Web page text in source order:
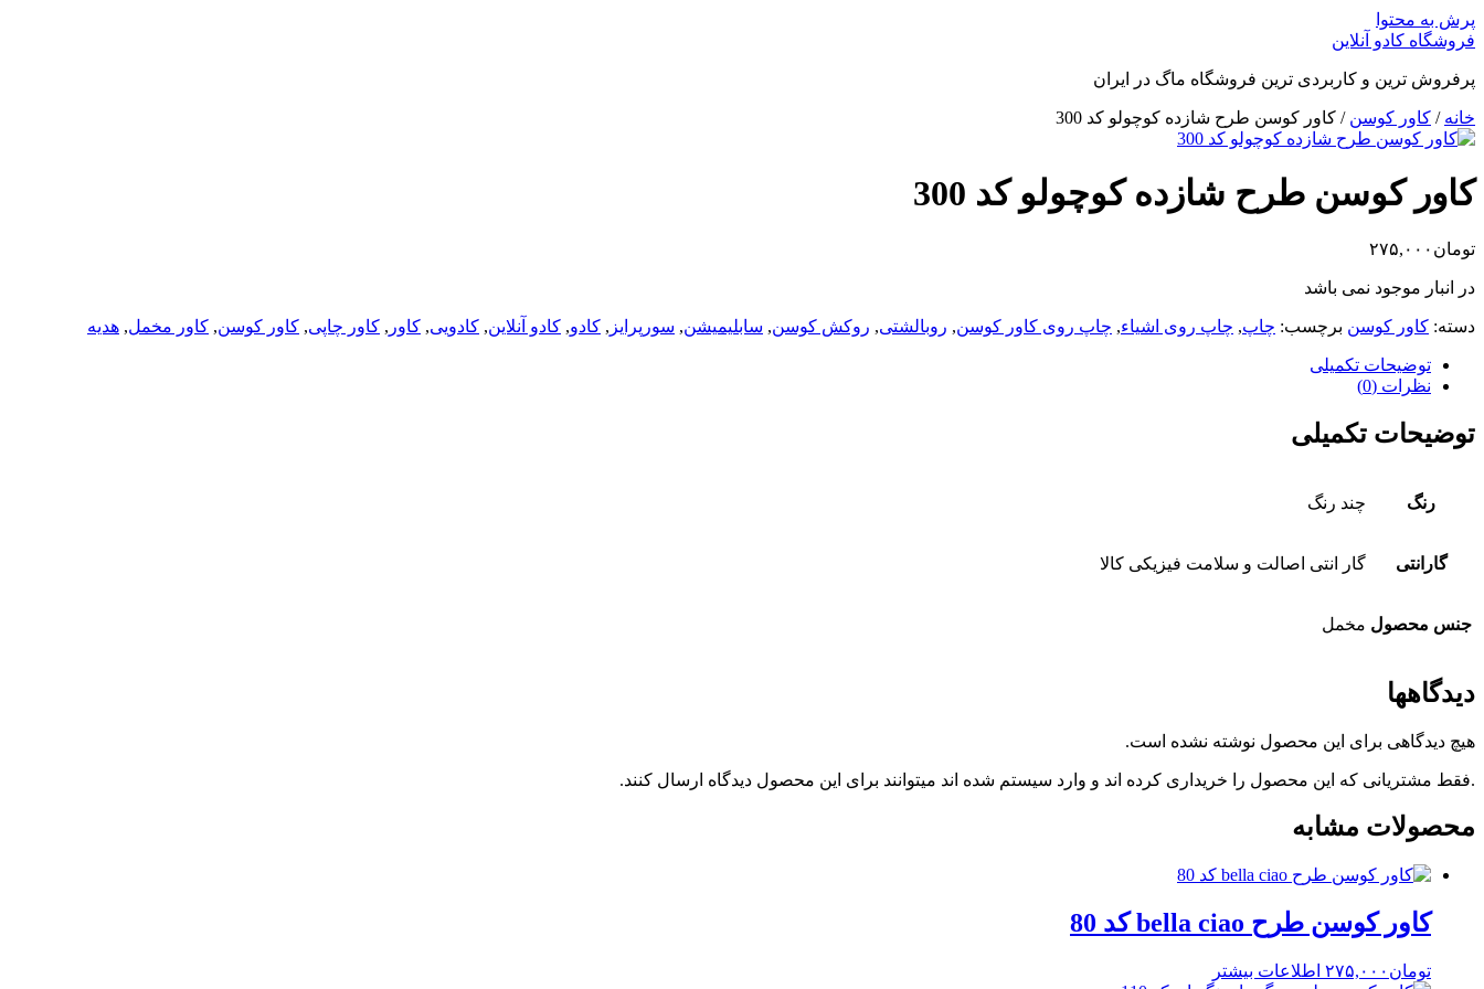
پرش به محتوا
فروشگاه کادو آنلاین
پرفروش ترین و کاربردی ترین فروشگاه ماگ در ایران
خانه / کاور کوسن / کاور کوسن طرح شازده کوچولو کد 300
کاور کوسن طرح شازده کوچولو کد 300
تومان ۲۷۵,۰۰۰
در انبار موجود نمی باشد
دسته: کاور کوسن برچسب: چاپ, چاپ روی اشیاء, چاپ روی کاور کوسن, روبالشتی, روکش کوسن, سابلیمیشن, سورپرایز , کادو, کادو آنلاین, کادویی, کاور , کاور چاپی, کاور کوسن, کاور مخمل, هدیه
توضیحات تکمیلی
نظرات (0)
توضیحات تکمیلی
رنگ چند رنگ
گارانتی گار انتی اصالت و سلامت فیزیکی کالا
جنس محصول مخمل
دیدگاهها
هیچ دیدگاهی برای این محصول نوشته نشده است.
.فقط مشتریانی که این محصول را خریداری کرده اند و وارد سیستم شده اند میتوانند برای این محصول دیدگاه ارسال کنند.
محصولات مشابه
کاور کوسن طرح bella ciao کد 80
تومان ۲۷۵,۰۰۰ اطلاعات بیشتر